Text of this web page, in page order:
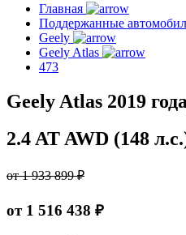
Главная
Поддержанные
Geely
Geely Atlas
473
Geely Atlas 2019
2.4 AT AWD (148
от 1 933 899 ₽
от 1 516 438 ₽